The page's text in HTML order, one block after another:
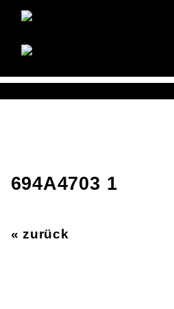
694A4703 1
« zurück